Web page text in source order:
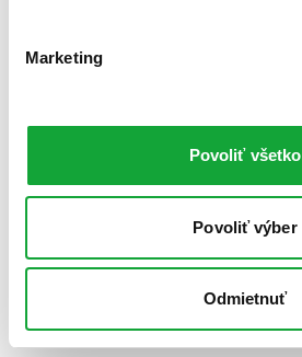
Marketing
Povoliť všetko
Povoliť výber
Odmietnuť